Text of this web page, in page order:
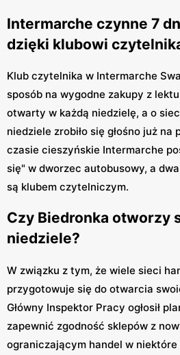
Intermarche czynne 7
dzięki klubowi
Klub czytelnika w Intermarche
sposób na wygodne zakupy z
otwarty w każdą niedzielę, a o
niedziele zrobiło się głośno już
czasie cieszyńskie Intermarche
się" w dworzec autobusowy, a dwa
są klubem czytelniczym.
Czy Biedronka otworzy
niedziele?
W związku z tym, że wiele sieci
przygotowuje się do otwarcia
Główny Inspektor Pracy ogłosił
zapewnić zgodność sklepów z
ograniczającym handel w